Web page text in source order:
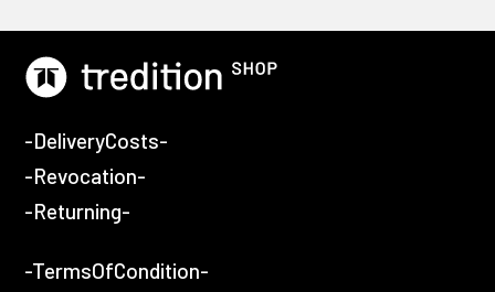
-DeliveryCosts-
-Revocation-
-Returning-
-TermsOfCondition-